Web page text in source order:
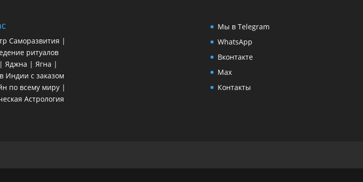
Саморазвития |
ритуалов
Яджна | Ягна |
Индии с заказом
по всему миру |
Астрология
Мы в Telegram
WhatsApp
Вконтакте
Max
Контакты